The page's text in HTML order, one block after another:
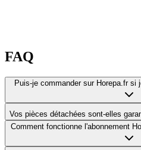
FAQ
Puis-je commander sur Horepa.fr
Vos pièces détachées sont-elles
Comment fonctionne l'abonnement